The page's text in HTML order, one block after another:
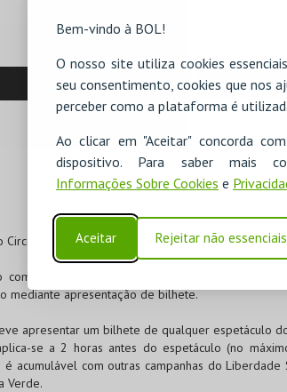
Bem-vindo à BOL!
O nosso site utiliza cookies
seu consentimento, cookies que nos
perceber como a plataforma é
Ao clicar em "Aceitar" concorda
dispositivo. Para saber mais
Informações Sobre Cookies e
Aceitar Rejeitar não essenciais
RESERVAR
x Liberdade Street Fashion
o vizinho Liberdade Street Fashion para a
mediante apresentação de bilhete.
apresentar um bilhete de qualquer espetáculo
se a 2 horas antes do espetáculo (no
acumulável com outras campanhas do Liberdade
Verde.